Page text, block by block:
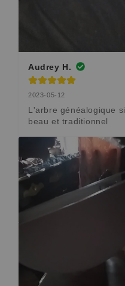
Audrey H.
2023-05-12
L'arbre généalogique si
beau et traditionnel